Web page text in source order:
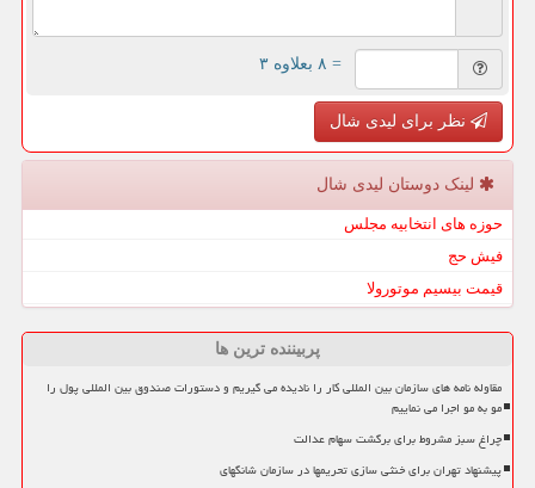
= ۸ بعلاوه ۳
نظر برای لیدی شال
لینک دوستان لیدی شال
حوزه های انتخابیه مجلس
فیش حج
قیمت بیسیم موتورولا
پربیننده ترین ها
مقاوله نامه های سازمان بین المللی کار را نادیده می گیریم و دستورات صندوق بین المللی پول را
مو به مو اجرا می نماییم
چراغ سبز مشروط برای برگشت سهام عدالت
پیشنهاد تهران برای خنثی سازی تحریمها در سازمان شانگهای